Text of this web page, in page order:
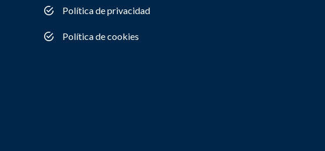
Política de privacidad
Política de cookies